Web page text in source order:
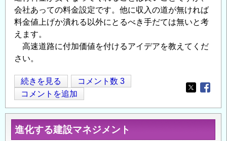
会社あっての料金設定です。他に収入の道が無ければ
料金値上げか潰れる以外にとるべき手だては無いと考
えます。
高速道路に付加価値を付けるアイデアを教えてくだ
さい。
高
速
道
路
に
続きを見る
コメント数 3
コメントを追加
Opens in
進化する建設マネジメント